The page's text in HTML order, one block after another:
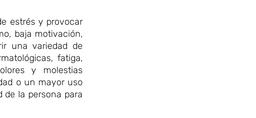
estrés y provocar
baja motivación,
una variedad de
fatiga,
y molestias
o un mayor uso
de la persona para